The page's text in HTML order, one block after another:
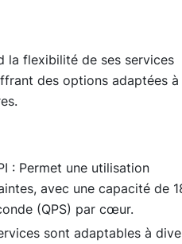
la flexibilité de ses services
des options adaptées à
: Permet une utilisation
avec une capacité de
(QPS) par cœur.
sont adaptables à